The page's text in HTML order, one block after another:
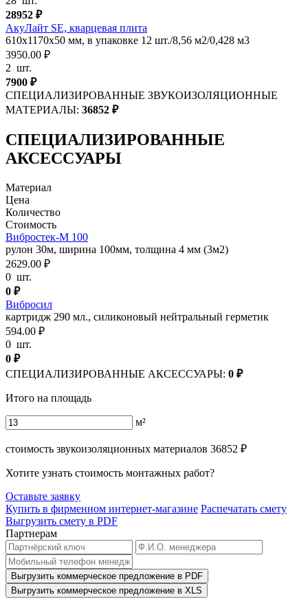
28952 ₽
АкуЛайт SE, кварцевая плита
610x1170х50 мм, в упаковке 12 шт./8,56 м2/0,428 м3
3950.00 ₽
2 шт.
7900 ₽
СПЕЦИАЛИЗИРОВАННЫЕ ЗВУКОИЗОЛЯЦИОННЫЕ
МАТЕРИАЛЫ: 36852 ₽
СПЕЦИАЛИЗИРОВАННЫЕ
АКСЕССУАРЫ
Материал
Цена
Количество
Стоимость
Вибростек-М 100
рулон 30м, ширина 100мм, толщина 4 мм (3м2)
2629.00 ₽
0 шт.
0 ₽
Вибросил
картридж 290 мл., силиконовый нейтральный герметик
594.00 ₽
0 шт.
0 ₽
СПЕЦИАЛИЗИРОВАННЫЕ АКСЕССУАРЫ: 0 ₽
Итого на площадь
м²
стоимость звукоизоляционных материалов 36852 ₽
Хотите узнать стоимость монтажных работ?
Оставьте заявку
Купить в фирменном интернет-магазине Распечатать смету
Выгрузить смету в PDF
Партнерам
Выгрузить коммерческое предложение в PDF
Выгрузить коммерческое предложение в XLS